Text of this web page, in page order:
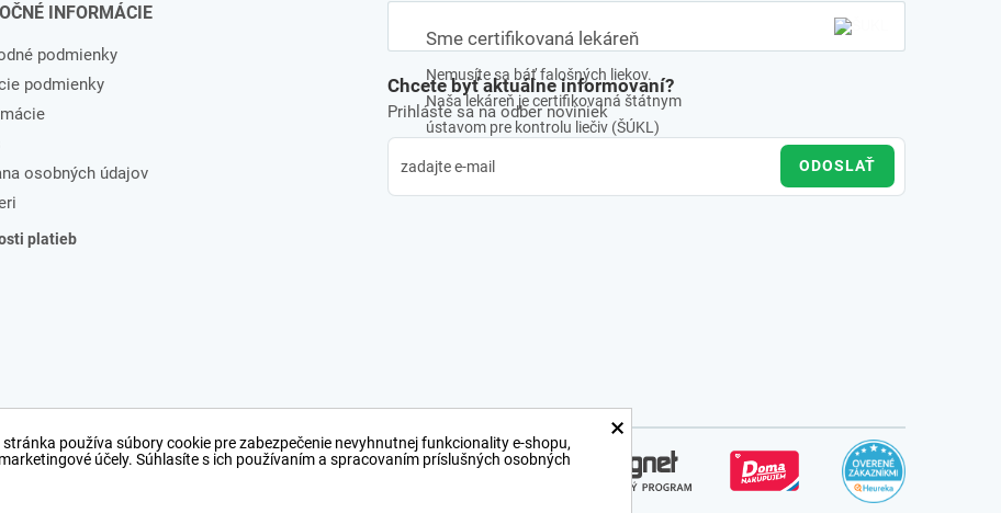
Sme certifikovaná lekáreň
Nemusíte sa báť falošných liekov.
Naša lekáreň je certifikovaná štátnym
ústavom pre kontrolu liečiv (ŠÚKL)
INFORMÁCIE
podmienky
podmienky
osobných údajov
platieb
Chcete byť aktuálne informovaní?
Prihláste sa na odber noviniek
ODOSLAŤ
×
používa súbory cookie pre zabezpečenie nevyhnutnej funkcionality e-shopu,
účely. Súhlasíte s ich používaním a spracovaním príslušných osobných